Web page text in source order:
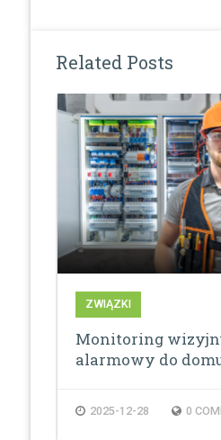
Related Posts
ZWIĄZKI
Monitoring
alarmowy do
2025-12-28 0